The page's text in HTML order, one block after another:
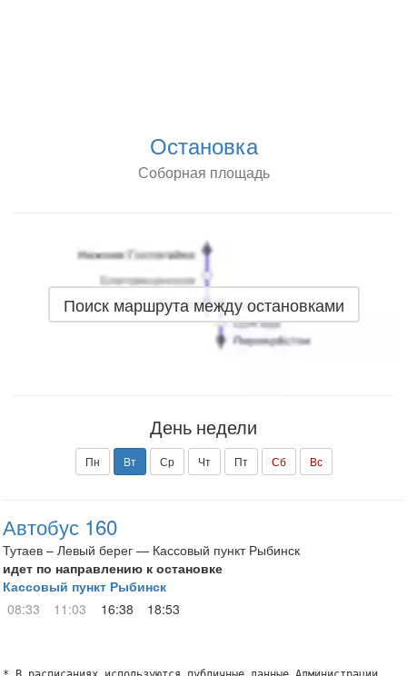
Остановка
Соборная площадь
Поиск маршрута между остановками
День недели
Пн Вт Ср Чт Пт Сб Вс
Автобус 160
Тутаев – Левый берег — Кассовый пункт Рыбинск
идет по направлению к остановке
Кассовый пункт Рыбинск
08:33
11:03 16:38 18:53